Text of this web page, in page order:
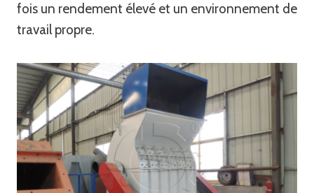
fois un rendement élevé et un environnement de
travail propre.